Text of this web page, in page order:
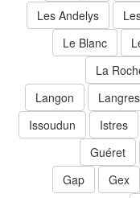
Les Andelys
Le Blanc
La
Langres
Langon
Istres
Issoudun
Guéret
Gex
Gap